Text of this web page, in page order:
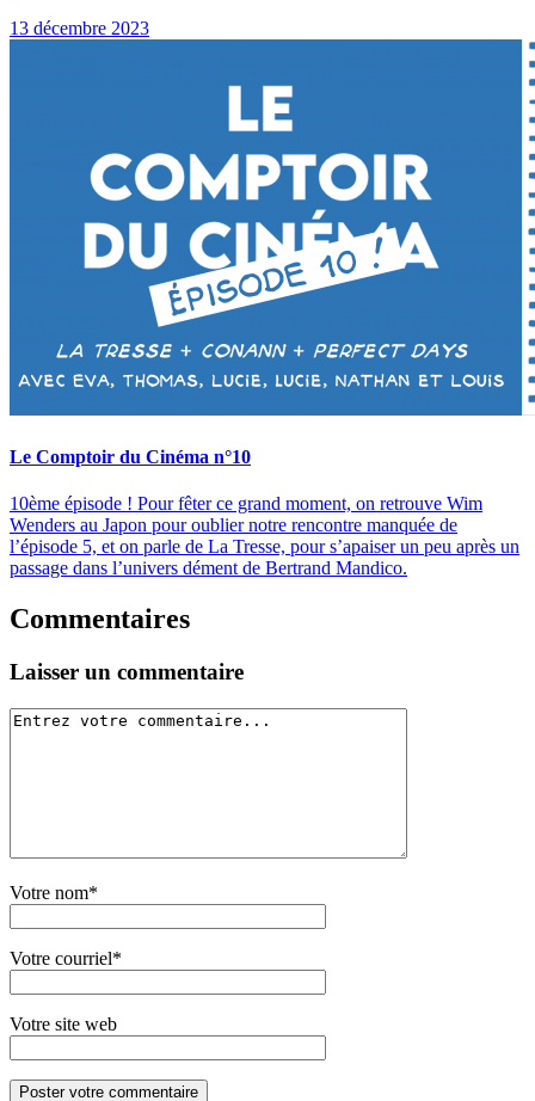
13 décembre 2023
Le Comptoir du Cinéma n°10
10ème épisode ! Pour fêter ce grand moment, on retrouve Wim
Wenders au Japon pour oublier notre rencontre manquée de
l’épisode 5, et on parle de La Tresse, pour sʼapaiser un peu après un
passage dans lʼunivers dément de Bertrand Mandico.
Commentaires
Laisser un commentaire
Votre nom*
Votre courriel*
Votre site web